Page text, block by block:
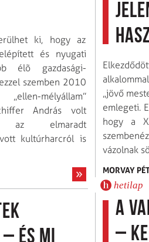
ki, hogy az
és nyugati
élõ gazdasági-
szemben 2010
mélyállam”
András volt
az elmaradt
kultúrharcról is
és mi
„jövő
emlegeti.
hogy a
vázolnak
MORVAY
hetilap
A
–